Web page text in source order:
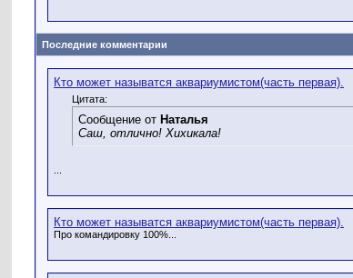
Последние комментарии
Кто может называтся аквариумистом(часть первая).
Цитата:
Сообщение от Наталья
Саш, отлично! Хихикала!
Кто может называтся аквариумистом(часть первая).
Про командировку 100%...